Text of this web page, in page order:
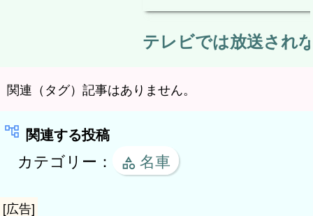
テレビでは放送され
関連（タグ）記事はありません。
関連する投稿
カテゴリー： 名車
[広告]